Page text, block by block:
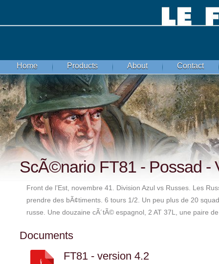
Home Products About Contact
ScÃ©nario FT81 - Possad -
Front de l’Est, novembre 41. Division Azul vs Russes. Les
prendre des bÃ¢timents. 6 tours 1/2. Un peu plus de 20
russe. Une douzaine cÃ´tÃ© espagnol, 2 AT 37L, une paire
Documents
FT81 - version 4.2